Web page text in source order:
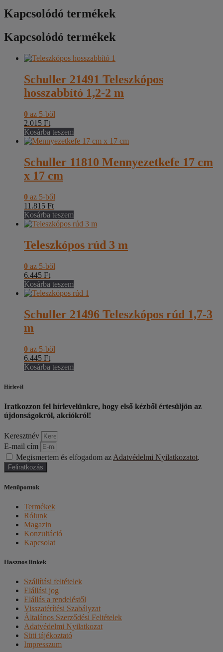
Kapcsolódó termékek
Kapcsolódó termékek
Schuller 21491 Teleszkópos
hosszabbító 1,2-2 m
0 az 5-ből
2.015 Ft
Kosárba teszem
Schuller 11810 Mennyezetkefe 17 cm
x 17 cm
0 az 5-ből
11.815 Ft
Kosárba teszem
Teleszkópos rúd 3 m
0 az 5-ből
6.445 Ft
Kosárba teszem
Schuller 21496 Teleszkópos rúd 1,7-3
m
0 az 5-ből
6.445 Ft
Kosárba teszem
Hírlevél
Iratkozzon fel hírlevelünkre, hogy első kézből értesüljön az
újdonságokról, akciókról!
Keresztnév
E-mail cím
Megismertem és elfogadom az Adatvédelmi Nyilatkozatot.
Feliratkozás
Menüpontok
Termékek
Rólunk
Magazin
Konzultáció
Kapcsolat
Hasznos linkek
Szállítási feltételek
Elállási jog
Elállás a rendeléstől
Visszatérítési Szabályzat
Általános Szerződési Feltételek
Adatvédelmi Nyilatkozat
Süti tájékoztató
Impresszum